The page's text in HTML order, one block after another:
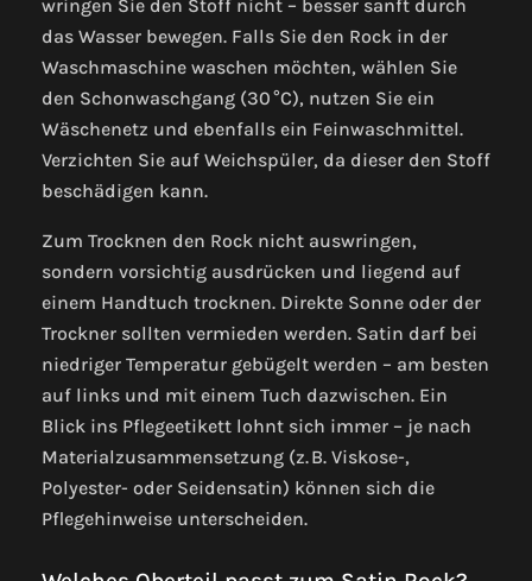
wringen Sie den Stoff nicht – besser sanft durch
das Wasser bewegen. Falls Sie den Rock in der
Waschmaschine waschen möchten, wählen Sie
den Schonwaschgang (30 °C), nutzen Sie ein
Wäschenetz und ebenfalls ein Feinwaschmittel.
Verzichten Sie auf Weichspüler, da dieser den Stoff
beschädigen kann.
Zum Trocknen den Rock nicht auswringen,
sondern vorsichtig ausdrücken und liegend auf
einem Handtuch trocknen. Direkte Sonne oder der
Trockner sollten vermieden werden. Satin darf bei
niedriger Temperatur gebügelt werden – am besten
auf links und mit einem Tuch dazwischen. Ein
Blick ins Pflegeetikett lohnt sich immer – je nach
Materialzusammensetzung (z. B. Viskose-,
Polyester- oder Seidensatin) können sich die
Pflegehinweise unterscheiden.